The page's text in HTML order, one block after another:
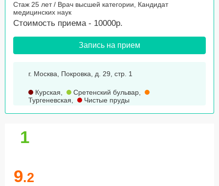
Стаж 25 лет / Врач высшей категории, Кандидат
медицинских наук
Стоимость приема - 10000р.
Запись на прием
г. Москва, Покровка, д. 29, стр. 1
Курская Сретенский бульвар
Тургеневская
Чистые пруды
1
9.2